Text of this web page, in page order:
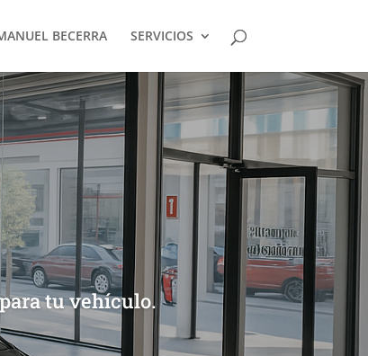
BECERRA SERVICIOS
tu vehículo.